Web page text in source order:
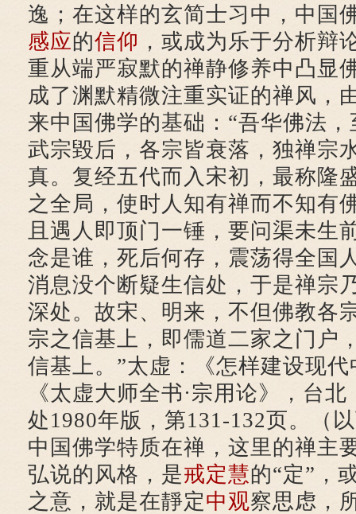
逸；在这样的玄简士习中，中国
感应的信仰 ，或成为乐于分析辩
重从端严寂默的禅静修养中凸显
成了渊默精微注重实证的禅风，
来中国佛学的基础：“吾华佛法
武宗毀后，各宗皆衰落，独禅宗
真。复经五代而入宋初，最称隆
之全局，使时人知有禅而不知有
且遇人即顶门一锤，要问渠未生
念是谁，死后何存，震荡得全国
消息没个断疑生信处，于是禅宗
深处。故宋、明来，不但佛教各
宗之信基上，即儒道二家之门户
信基上。”太虚：《怎样建设现
《太虚大师全书·宗用论》，台
处1980年版，第131-132页。（
中国佛学特质在禅，这里的禅主
弘说的风格，是戒定慧的“定”，
之意，就是在靜定中观察思虑，